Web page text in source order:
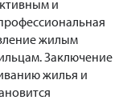
и
жилым
Заключение
жилья и